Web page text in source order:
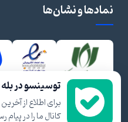
نمادها و نشان‌ها
توسینسو در بله
برای اطلاع از
کانال ما را در پیام